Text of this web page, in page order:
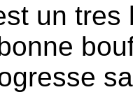
un